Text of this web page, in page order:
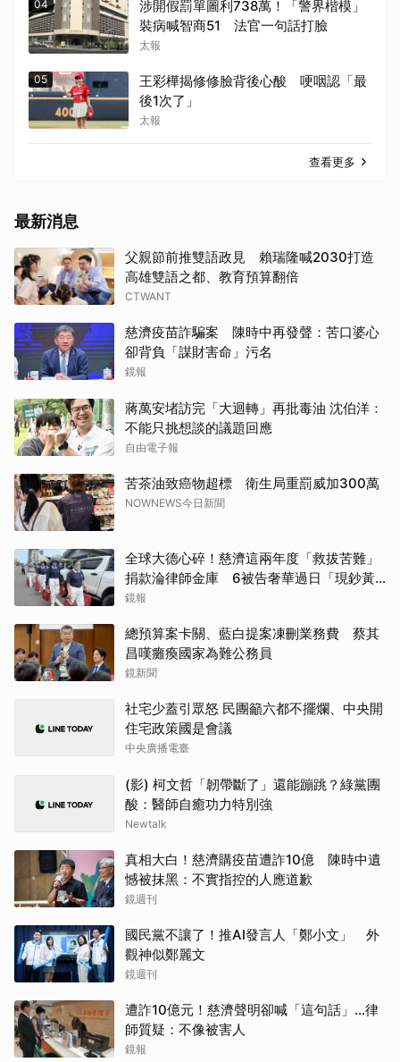
04
涉開假罰單圖利738萬！「警界楷模」
裝病喊智商51 法官一句話打臉
太報
05
王彩樺揭修修臉背後心酸 哽咽認「最
後1次了」
太報
查看更多
最新消息
父親節前推雙語政見 賴瑞隆喊2030打造
高雄雙語之都、教育預算翻倍
CTWANT
慈濟疫苗詐騙案 陳時中再發聲：苦口婆心
卻背負「謀財害命」污名
鏡報
蔣萬安堵訪完「大迴轉」再批毒油 沈伯洋：
不能只挑想談的議題回應
自由電子報
苦茶油致癌物超標 衛生局重罰威加300萬
NOWNEWS今日新聞
全球大德心碎！慈濟這兩年度「救拔苦難」
捐款淪律師金庫 6被告奢華過日「現鈔黃
金淹腳目」
鏡報
總預算案卡關、藍白提案凍刪業務費 蔡其
昌嘆癱瘓國家為難公務員
鏡新聞
社宅少蓋引眾怒 民團籲六都不擺爛、中央開
住宅政策國是會議
中央廣播電臺
(影) 柯文哲「韌帶斷了」還能蹦跳？綠黨團
酸：醫師自癒功力特別強
Newtalk
真相大白！慈濟購疫苗遭詐10億 陳時中遺
憾被抹黑：不實指控的人應道歉
鏡週刊
國民黨不讓了！推AI發言人「鄭小文」 外
觀神似鄭麗文
鏡週刊
遭詐10億元！慈濟聲明卻喊「這句話」...律
師質疑：不像被害人
鏡報